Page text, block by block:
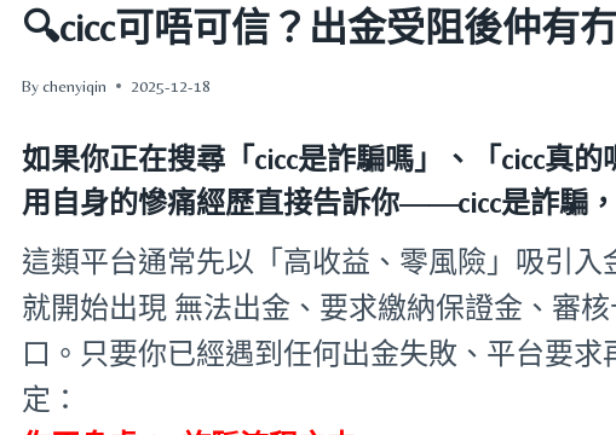
🔍cicc可唔可信？出金受阻後仲有
By chenyiqin 2025-12-18
如果你正在搜尋 「cicc是詐騙嗎」 、
「cicc真
用自身的慘痛經歷直接告訴你——cicc是詐騙
這類平台通常先以「高收益、零風險」吸引
就開始出現 無法出金、要求繳納保證金、審
口。只要你已經遇到任何出金失敗、平台要
定：